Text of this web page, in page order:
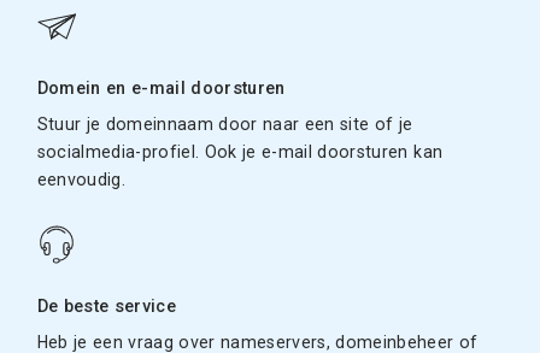
Domein en e-mail doorsturen
Stuur je domeinnaam door naar een site of je
socialmedia-profiel. Ook je e-mail doorsturen kan
eenvoudig.
De beste service
Heb je een vraag over nameservers, domeinbeheer of